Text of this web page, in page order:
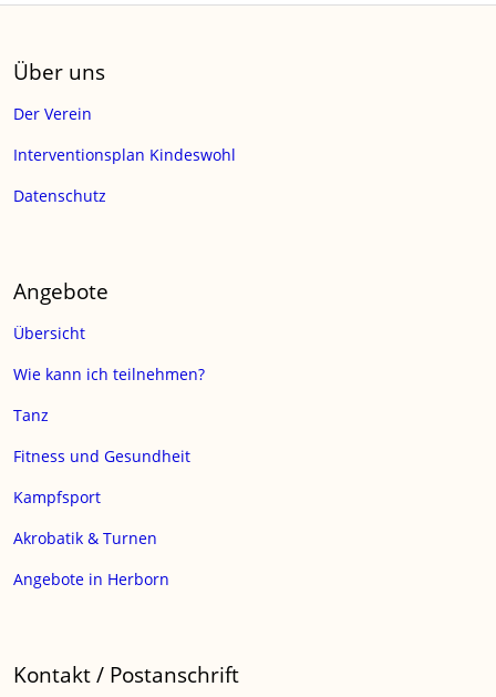
Über uns
Der Verein
Interventionsplan Kindeswohl
Datenschutz
Angebote
Übersicht
Wie kann ich teilnehmen?
Tanz
Fitness und Gesundheit
Kampfsport
Akrobatik & Turnen
Angebote in Herborn
Kontakt / Postanschrift